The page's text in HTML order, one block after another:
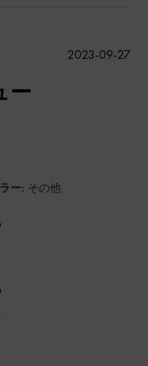
ー
ー: その他
公
2023-09-27